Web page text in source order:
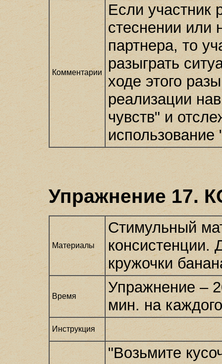
Комментарии
Если участник
стеснении или
партнера, то
разыграть
ходе этого
реализации
чувств" и
Упражнение
Материалы
Стимульный
консистенции.
кружочки
Время
Упражнение –
мин. на
Инструкция
"Возьмите